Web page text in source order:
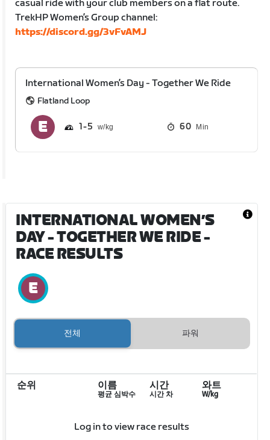
casual ride with your club members on a flat route.
TrekHP Women’s Group channel:
https://discord.gg/3vFvAMJ
International Women’s Day - Together We Ride
Flatland Loop
1 5 60 Min
INTERNATIONAL WOMEN’S
DAY - TOGETHER WE RIDE-
RACE RESULTS
전체 파워
순위 이름
평균 심박수
시간
시간 차
와트
W/kg
Log in to view race results